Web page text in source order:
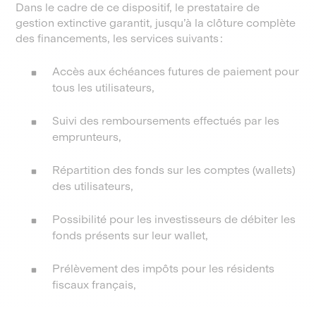
Dans le cadre de ce dispositif, le prestataire de
gestion extinctive garantit, jusqu’à la clôture complète
des financements, les services suivants :
Accès aux échéances futures de paiement pour
tous les utilisateurs,
Suivi des remboursements effectués par les
emprunteurs,
Répartition des fonds sur les comptes (wallets)
des utilisateurs,
Possibilité pour les investisseurs de débiter les
fonds présents sur leur wallet,
Prélèvement des impôts pour les résidents
fiscaux français,